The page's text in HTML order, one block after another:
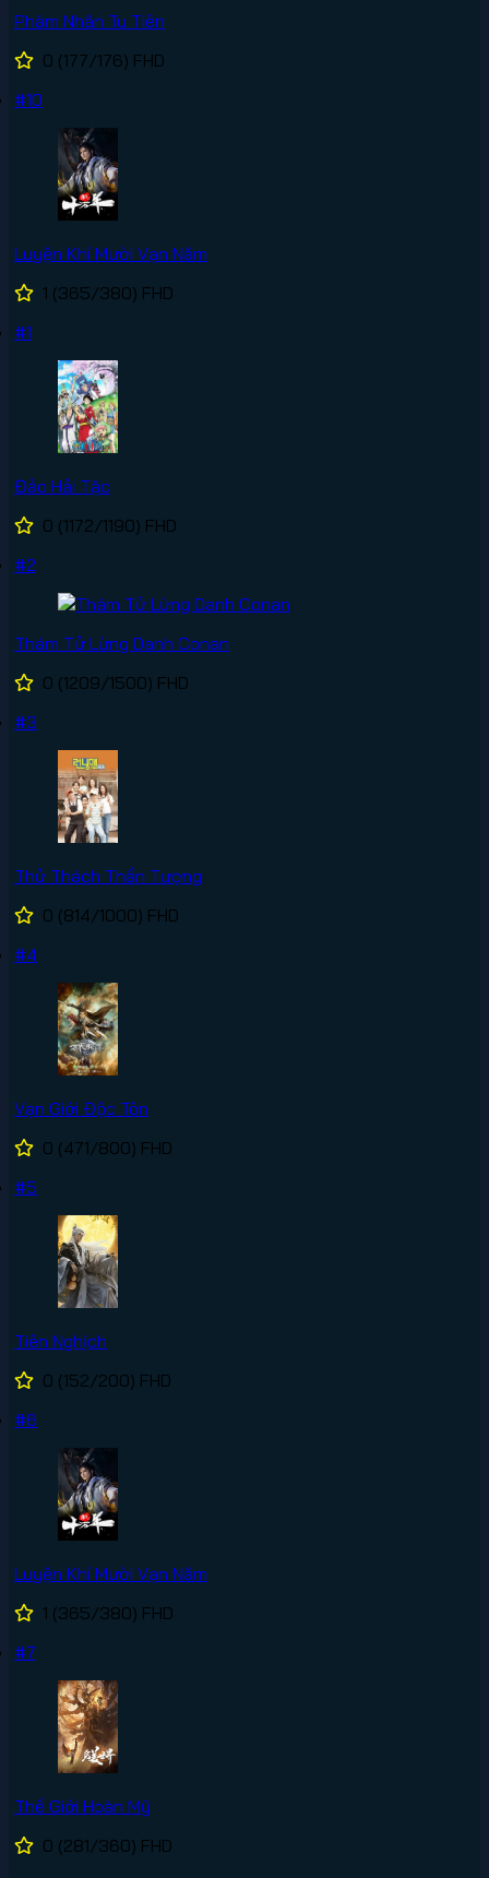
Phàm Nhân Tu Tiên
0 (177/176) FHD
#10
Luyện Khí Mười Vạn Năm
1 (365/380) FHD
#1
Đảo Hải Tặc
0 (1172/1190) FHD
#2
Thám Tử Lừng Danh Conan
0 (1209/1500) FHD
#3
Thử Thách Thần Tượng
0 (814/1000) FHD
#4
Vạn Giới Độc Tôn
0 (471/800) FHD
#5
Tiên Nghịch
0 (152/200) FHD
#6
Luyện Khí Mười Vạn Năm
1 (365/380) FHD
#7
Thế Giới Hoàn Mỹ
0 (281/360) FHD